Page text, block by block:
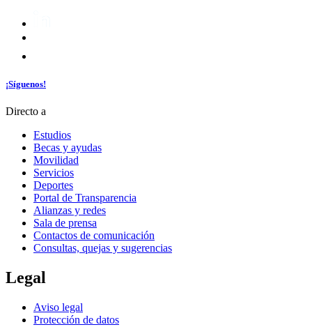
¡Síguenos!
Directo a
Estudios
Becas y ayudas
Movilidad
Servicios
Deportes
Portal de Transparencia
Alianzas y redes
Sala de prensa
Contactos de comunicación
Consultas, quejas y sugerencias
Legal
Aviso legal
Protección de datos